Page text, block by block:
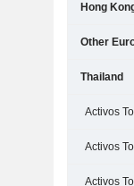
Hong
Other
Thailand
Activos
Activos
Activos